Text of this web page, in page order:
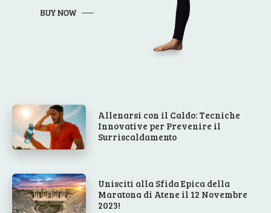
Allenarsi con il Caldo: Tecniche
Innovative per Prevenire il
Surriscaldamento
Unisciti alla Sfida Epica della
Maratona di Atene il 12 Novembre
2023!